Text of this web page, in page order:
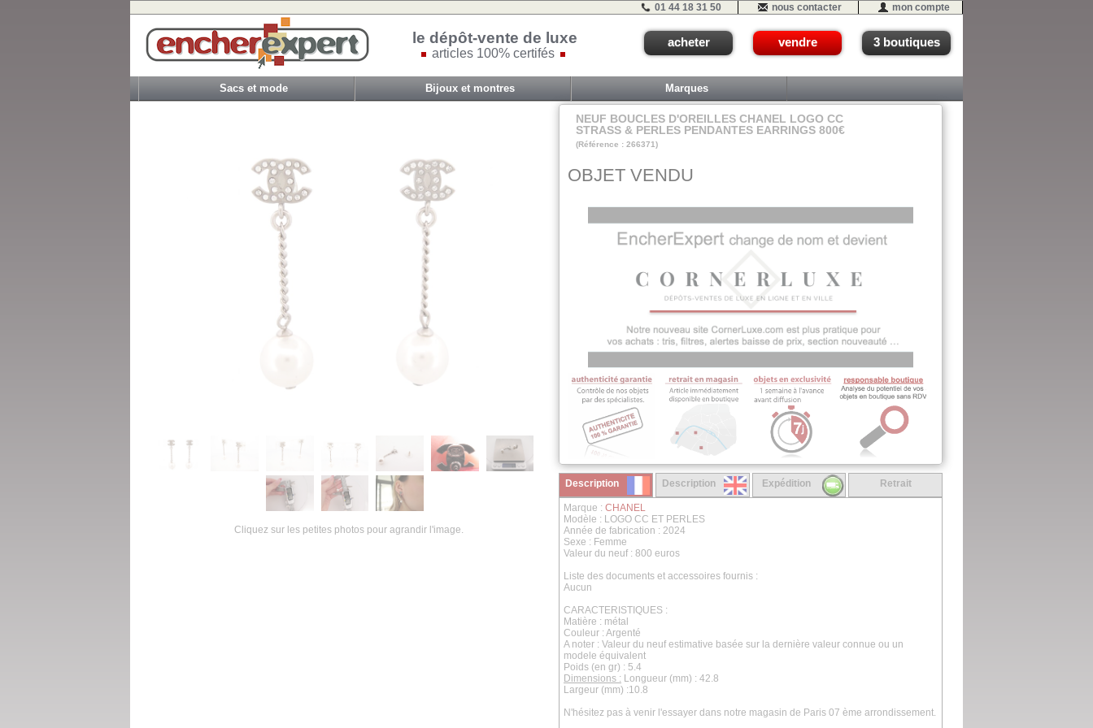
01 44 18 31 50 nous contacter mon compte
le dépôt-vente de luxe
articles 100% certifés
acheter vendre 3 boutiques
Sacs et mode Bijoux et montres Marques
Cliquez sur les petites photos pour agrandir l'image.
NEUF BOUCLES D'OREILLES CHANEL LOGO CC
STRASS & PERLES PENDANTES EARRINGS 800€
(Référence : 266371)
OBJET VENDU
Description Description Expédition Retrait
Marque : CHANEL
Modèle : LOGO CC ET PERLES
Année de fabrication : 2024
Sexe : Femme
Valeur du neuf : 800 euros
Liste des documents et accessoires fournis :
Aucun
CARACTERISTIQUES :
Matière : métal
Couleur : Argenté
A noter : Valeur du neuf estimative basée sur la dernière valeur connue ou un
modele équivalent
Poids (en gr) : 5.4
Dimensions : Longueur (mm) : 42.8
Largeur (mm) :10.8
N'hésitez pas à venir l'essayer dans notre magasin de Paris 07 ème arrondissement.